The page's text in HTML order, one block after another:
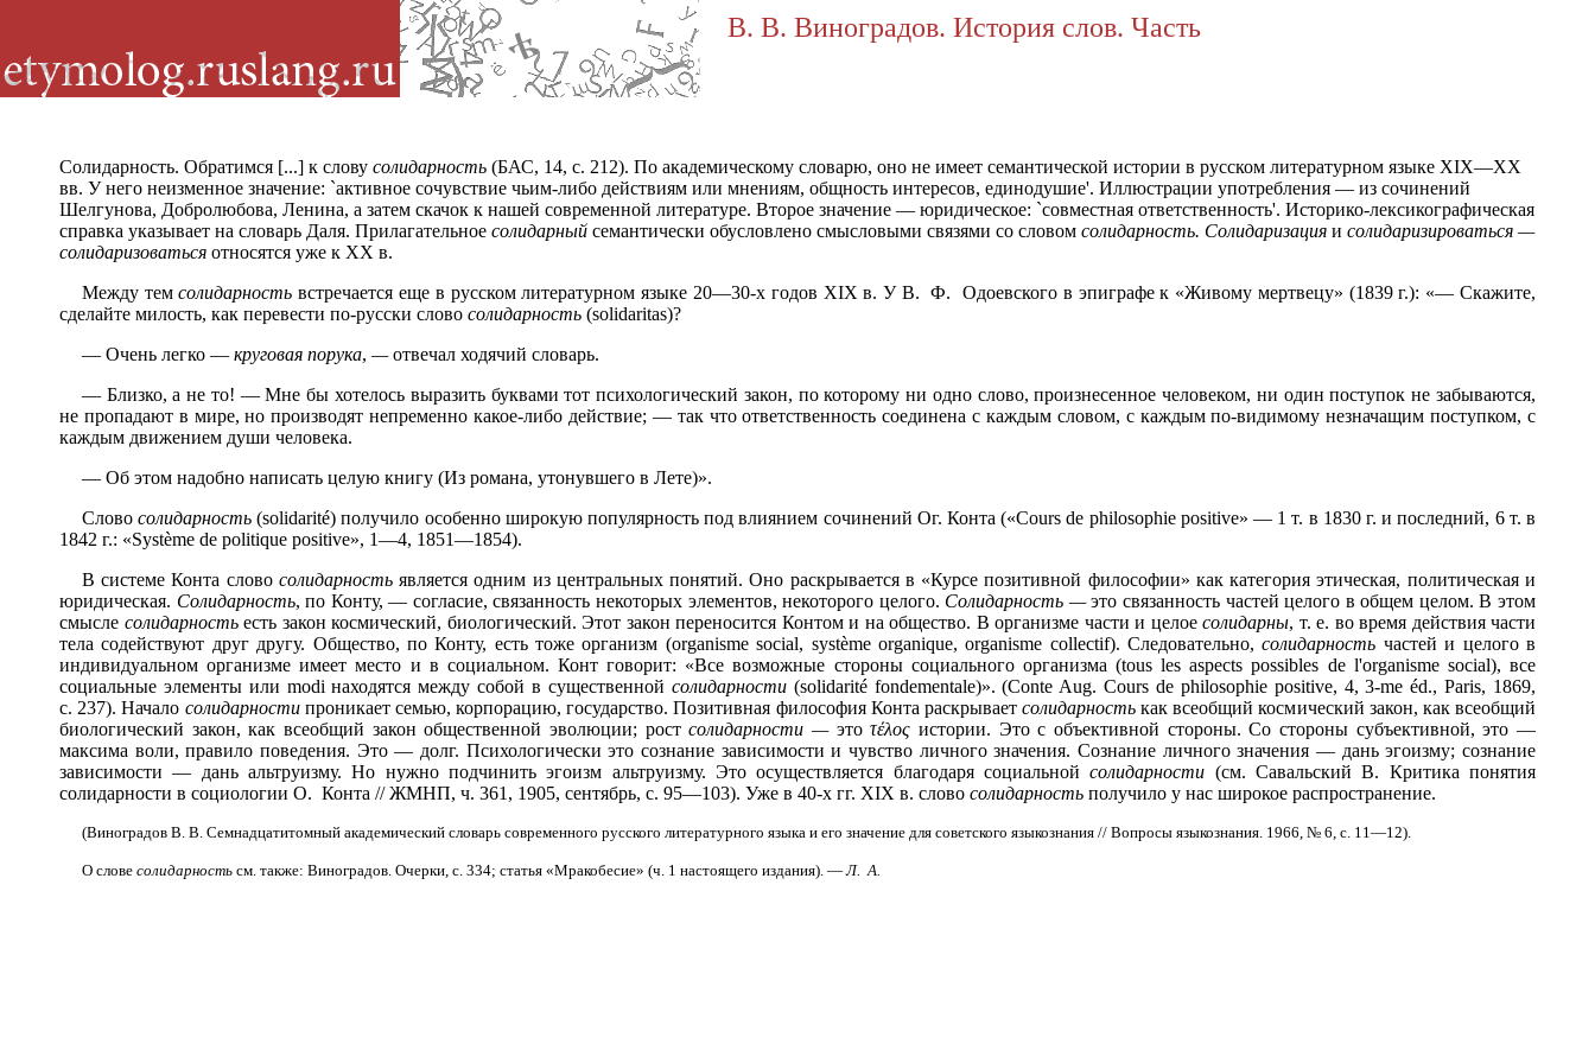
В. В. Виноградов. История слов. Часть
Солидарность. Обратимся [...] к слову солидарность (БАС, 14, с. 212). По академическому словарю, оно не имеет семантической истории в русском литературном языке XIX—XX
вв. У него неизменное значение: `активное сочувствие чьим-либо действиям или мнениям, общность интересов, единодушие'. Иллюстрации употребления — из сочинений
Шелгунова, Добролюбова, Ленина, а затем скачок к нашей современной литературе. Второе значение — юридическое: `совместная ответственность'. Историко-лексикографическая
справка указывает на словарь Даля. Прилагательное солидарный семантически обусловлено смысловыми связями со словом солидарность. Солидаризация и солидаризироваться —
солидаризоваться относятся уже к XX в.
Между темсолидарность встречается еще в русском литературном языке 20—30-х годов XIX в. У В. Ф. Одоевского в эпиграфе к «Живому мертвецу» (1839 г.): «— Скажите,
сделайте милость, как перевести по-русски слово солидарность (solidaritas)?
— Очень легко — круговая порука, —отвечал ходячий словарь.
— Близко, а не то! — Мне бы хотелось выразить буквами тот психологический закон, по которому ни одно слово, произнесенное человеком, ни один поступок не забываются,
не пропадают в мире, но производят непременно какое-либо действие; — так что ответственность соединена с каждым словом, с каждым по-видимому незначащим поступком, с
каждым движением души человека.
— Об этом надобно написать целую книгу (Из романа, утонувшего в Лете)».
Словосолидарность (solidarité) получило особенно широкую популярность под влиянием сочинений Ог. Конта («Cours de philosophie positive» — 1 т. в 1830 г. и последний, 6 т. в
1842 г.: «Système de politique positive», 1—4, 1851—1854).
В системе Конта слово солидарностьявляется одним из центральных понятий. Оно раскрывается в «Курсе позитивной философии» как категория этическая, политическая и
юридическая. Солидарность, по Конту, — согласие, связанность некоторых элементов, некоторого целого. Солидарность —это связанность частей целого в общем целом. В этом
смысле солидарностьесть закон космический, биологический. Этот закон переносится Контом и на общество. В организме части и целое солидарны, т. е. во время действия части
тела содействуют друг другу. Общество, по Конту, есть тоже организм (organisme social, système organique, organisme collectif). Следовательно,солидарность частей и целого в
индивидуальном организме имеет место и в социальном. Конт говорит: «Все возможные стороны социального организма (tous les aspects possibles de l'organisme social), все
социальные элементы или modi находятся между собой в существенной солидарности(solidarité fondementale)». (Conte Aug. Cours de philosophie positive, 4, 3-me éd., Paris, 1869,
с. 237). Начало солидарностипроникает семью, корпорацию, государство. Позитивная философия Конта раскрывает солидарность как всеобщий космический закон, как всеобщий
биологический закон, как всеобщий закон общественной эволюции; ростсолидарности —этоτέλος истории. Это с объективной стороны. Со стороны субъективной, это —
максима воли, правило поведения. Это — долг. Психологически это сознание зависимости и чувство личного значения. Сознание личного значения — дань эгоизму; сознание
зависимости — дань альтруизму. Но нужно подчинить эгоизм альтруизму. Это осуществляется благодаря социальнойсолидарности (см. Савальский В. Критика понятия
солидарности в социологии О. Конта // ЖМНП, ч. 361, 1905, сентябрь, с. 95—103). Уже в 40-х гг. XIX в. слово солидарность получило у нас широкое распространение.
(Виноградов В. В. Семнадцатитомный академический словарь современного русского литературного языка и его значение для советского языкознания // Вопросы языкознания. 1966, № 6, с. 11—12).
О слове солидарностьсм. также: Виноградов. Очерки, с. 334; статья «Мракобесие» (ч. 1 настоящего издания). —Л. А.